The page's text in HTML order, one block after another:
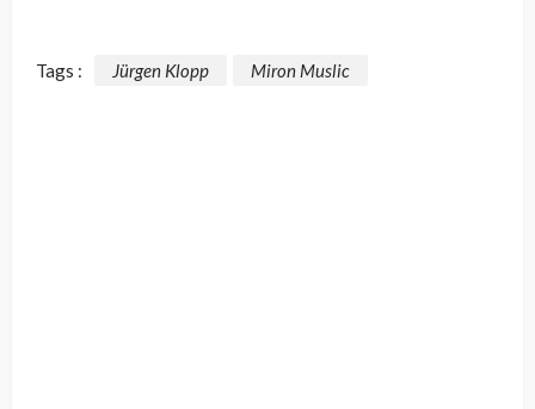
Tags : Jürgen Klopp Miron Muslic